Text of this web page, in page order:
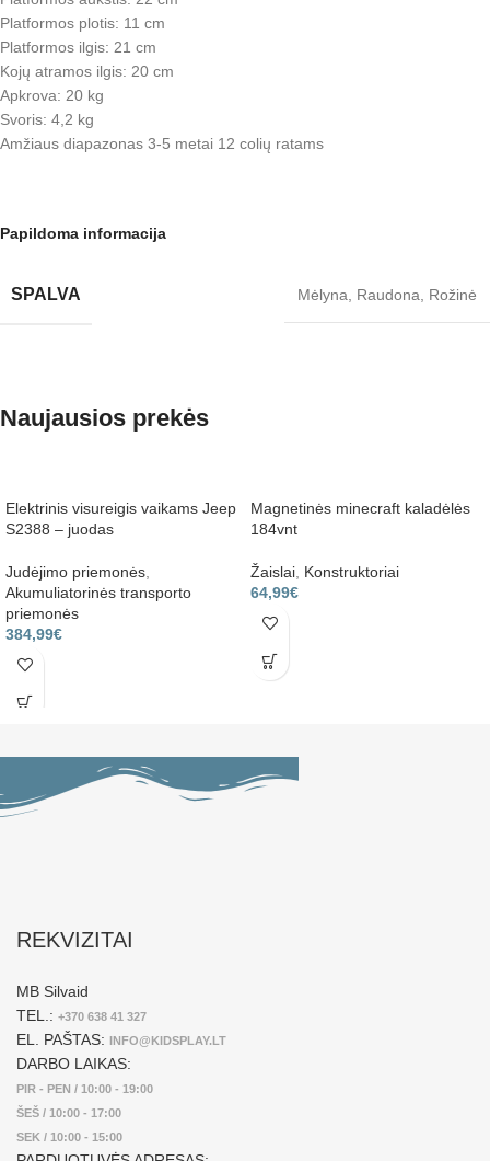
Platformos plotis: 11 cm
Platformos ilgis: 21 cm
Kojų atramos ilgis: 20 cm
Apkrova: 20 kg
Svoris: 4,2 kg
Amžiaus diapazonas 3-5 metai 12 colių ratams
Papildoma informacija
SPALVA Mėlyna, Raudona, Rožinė
Naujausios prekės
Elektrinis visureigis vaikams Jeep
S2388 – juodas
Judėjimo priemonės,
Akumuliatorinės transporto
priemonės
384,99€
Magnetinės minecraft kaladėlės
184vnt
Žaislai, Konstruktoriai
64,99€
REKVIZITAI
MB Silvaid
TEL.: +370 638 41 327
EL. PAŠTAS: INFO@KIDSPLAY.LT
DARBO LAIKAS:
PIR - PEN / 10:00 - 19:00
ŠEŠ / 10:00 - 17:00
SEK / 10:00 - 15:00